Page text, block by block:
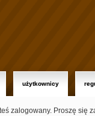
użytkownicy
zalogowany. Proszę się